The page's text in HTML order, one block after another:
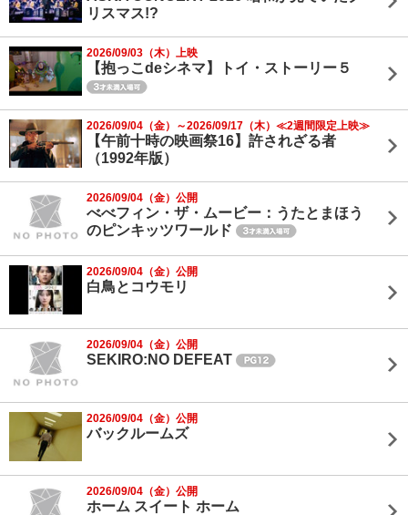
リスマス!?
2026/09/03（木）上映
【抱っこdeシネマ】トイ・ストーリー５
2026/09/04（金）～2026/09/17（木）≪2週間限定上映≫
【午前十時の映画祭16】許されざる者
（1992年版）
2026/09/04（金）公開
べべフィン・ザ・ムービー：うたとまほう
のピンキッツワールド
2026/09/04（金）公開
白鳥とコウモリ
2026/09/04（金）公開
SEKIRO:NO DEFEAT
2026/09/04（金）公開
バックルームズ
2026/09/04（金）公開
ホーム スイート ホーム